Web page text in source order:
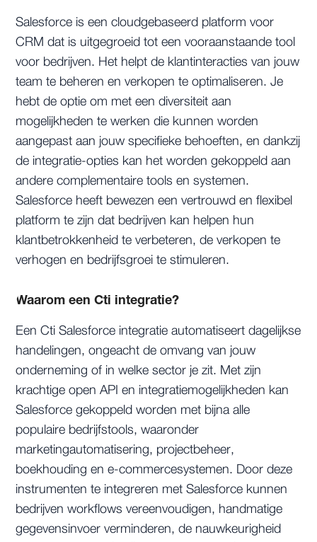
Salesforce is een cloudgebaseerd platform voor
CRM dat is uitgegroeid tot een vooraanstaande tool
voor bedrijven. Het helpt de klantinteracties van jouw
team te beheren en verkopen te optimaliseren. Je
hebt de optie om met een diversiteit aan
mogelijkheden te werken die kunnen worden
aangepast aan jouw specifieke behoeften, en dankzij
de integratie-opties kan het worden gekoppeld aan
andere complementaire tools en systemen.
Salesforce heeft bewezen een vertrouwd en flexibel
platform te zijn dat bedrijven kan helpen hun
klantbetrokkenheid te verbeteren, de verkopen te
verhogen en bedrijfsgroei te stimuleren.
Waarom een Cti integratie?
Een Cti Salesforce integratie automatiseert dagelijkse
handelingen, ongeacht de omvang van jouw
onderneming of in welke sector je zit. Met zijn
krachtige open API en integratiemogelijkheden kan
Salesforce gekoppeld worden met bijna alle
populaire bedrijfstools, waaronder
marketingautomatisering, projectbeheer,
boekhouding en e-commercesystemen. Door deze
instrumenten te integreren met Salesforce kunnen
bedrijven workflows vereenvoudigen, handmatige
gegevensinvoer verminderen, de nauwkeurigheid